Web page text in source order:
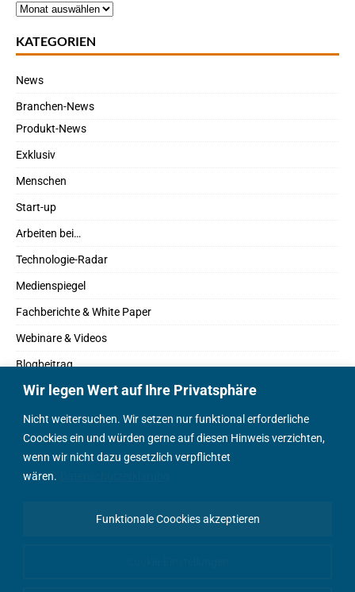
Wir legen Wert auf Ihre Privatsphäre
Nicht weitersuchen. Wir setzen nur funktional erforderliche
Coockies ein und würden gerne auf diesen Hinweis verzichten,
wenn wir nicht dazu gesetzlich verpflichtet
wären.
Funktionale Coockies akzeptieren
KATEGORIEN
News
Branchen-News
Produkt-News
Exklusiv
Menschen
Start-up
Arbeiten bei…
Technologie-Radar
Medienspiegel
Fachberichte & White Paper
Webinare & Videos
Blogbeitrag
Fachbücher
Marktreport
Podcasts
Positionspapier
English Content